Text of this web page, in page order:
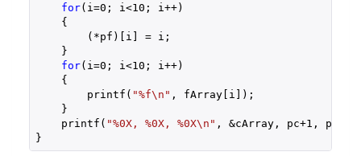
for(i=0 ; i<10 ; i++)
    {
        (*pf)[i] = i;
    }
for(i=0 ; i<10 ; i++)
    {
        printf(
"%f\n" , fArray[i]);
    }
    printf(
"%0X, %0X, %0X\n" , &cArray, pc+1 , pcw+
}